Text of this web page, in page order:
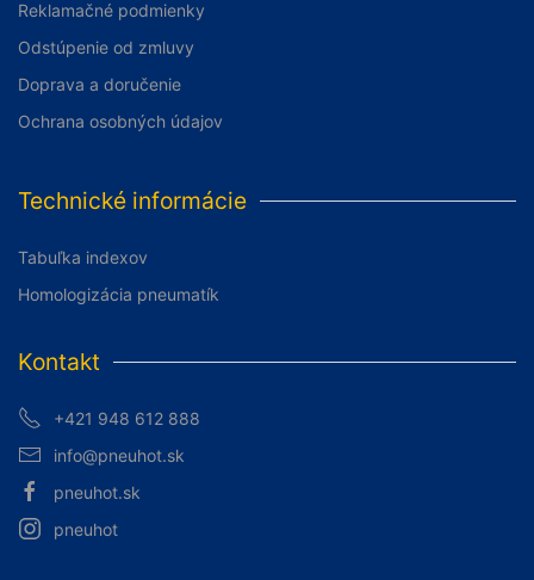
Reklamačné podmienky
Odstúpenie od zmluvy
Doprava a doručenie
Ochrana osobných údajov
Technické informácie
Tabuľka indexov
Homologizácia pneumatík
Kontakt
+421 948 612 888
info@pneuhot.sk
pneuhot.sk
pneuhot